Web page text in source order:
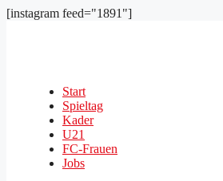
[instagram feed="1891"]
Start
Spieltag
Kader
U21
FC-Frauen
Jobs